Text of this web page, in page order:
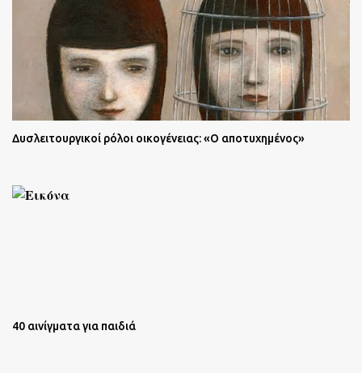
Δυσλειτουργικοί ρόλοι οικογένειας: «Ο αποτυχημένος»
40 αινίγματα για παιδιά